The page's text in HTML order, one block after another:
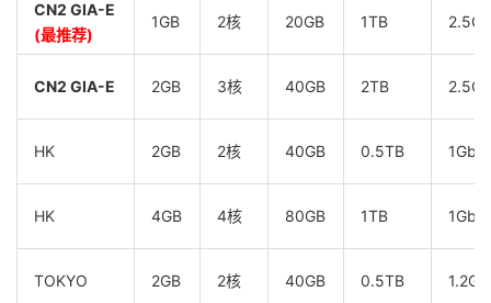
CN2 GIA-E
(最推荐)
1GB 2核 20GB 1TB
CN2 GIA-E 2GB 3核 40GB 2TB
HK 2GB 2核 40GB 0.5TB
HK 4GB 4核 80GB 1TB
TOKYO 2GB 2核 40GB 0.5TB